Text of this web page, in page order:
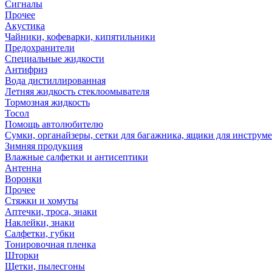
Сигналы
Прочее
Акустика
Чайники, кофеварки, кипятильники
Предохранители
Специальные жидкости
Антифриз
Вода дистиллированная
Летняя жидкость стеклоомывателя
Тормозная жидкость
Тосол
Помощь автолюбителю
Сумки, органайзеры, сетки для багажника, ящики для
Зимняя продукция
Влажные салфетки и антисептики
Антенна
Воронки
Прочее
Стяжки и хомуты
Аптечки, троса, знаки
Наклейки, знаки
Салфетки, губки
Тонировочная пленка
Шторки
Щетки, пылесгоны